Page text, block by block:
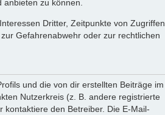
zu können.
Dritter, Zeitpunkte von Zugriffen
Gefahrenabwehr oder zur rechtlichen
und die von dir erstellten Beiträge im
Nutzerkreis (z. B. andere registrierte
den Betreiber. Die E-Mail-